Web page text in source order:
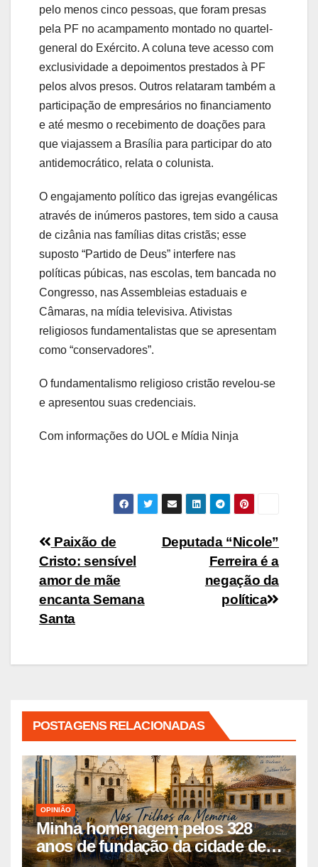
pelo menos cinco pessoas, que foram presas
pela PF no acampamento montado no quartel-
general do Exército. A coluna teve acesso com
exclusividade a depoimentos prestados à PF
pelos alvos presos. Outros relataram também a
participação de empresários no financiamento
e até mesmo o recebimento de doações para
que viajassem a Brasília para participar do ato
antidemocrático, relata o colunista.
O engajamento político das igrejas evangélicas
através de inúmeros pastores, tem sido a causa
de cizânia nas famílias ditas cristãs; esse
suposto “Partido de Deus” interfere nas
políticas púbicas, nas escolas, tem bancada no
Congresso, nas Assembleias estaduais e
Câmaras, na mídia televisiva. Ativistas
religiosos fundamentalistas que se apresentam
como “conservadores”.
O fundamentalismo religioso cristão revelou-se
e apresentou suas credenciais.
Com informações do UOL e Mídia Ninja
Navegação
de
Post
Deputada “Nicole”
Ferreira é a
negação da
política
Paixão de
Cristo: sensível
amor de mãe
encanta Semana
Santa
POSTAGENS RELACIONADAS
OPINIÃO
Minha homenagem pelos 328
anos de fundação da cidade de